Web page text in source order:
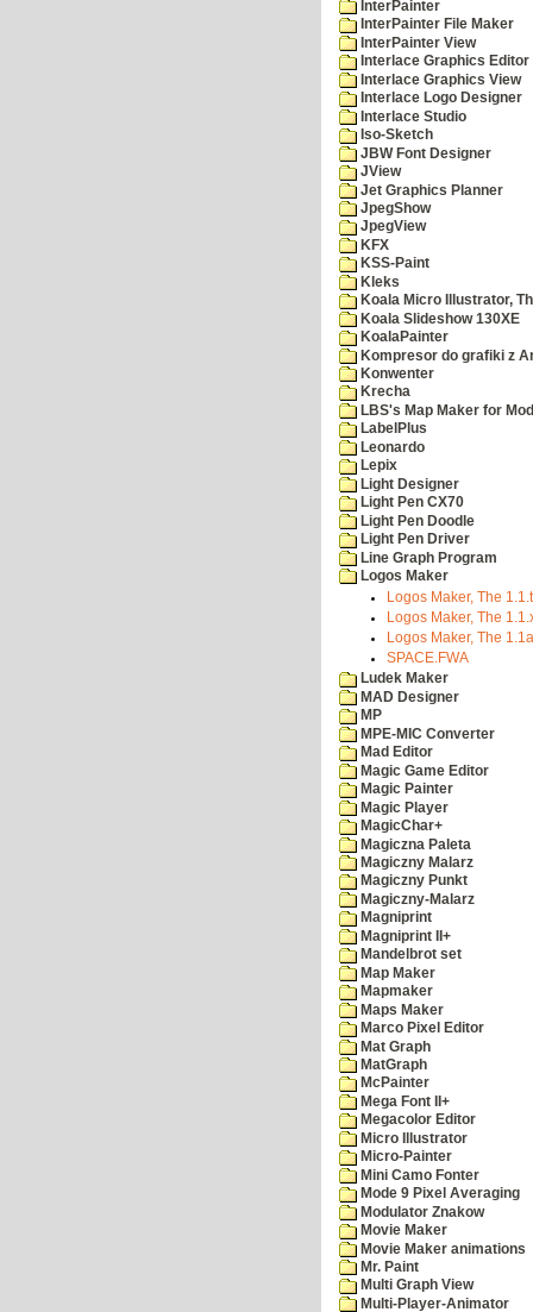
InterPainter
InterPainter File Maker
InterPainter View
Interlace Graphics Editor
Interlace Graphics View
Interlace Logo Designer
Interlace Studio
Iso-Sketch
JBW Font Designer
JView
Jet Graphics Planner
JpegShow
JpegView
KFX
KSS-Paint
Kleks
Koala Micro Illustrator,
Koala Slideshow 130XE
KoalaPainter
Kompresor do grafiki z
Konwenter
Krecha
LBS's Map Maker for
LabelPlus
Leonardo
Lepix
Light Designer
Light Pen CX70
Light Pen Doodle
Light Pen Driver
Line Graph Program
Logos Maker
Logos Maker, The
Logos Maker, The
Logos Maker, The
SPACE.FWA
Ludek Maker
MAD Designer
MP
MPE-MIC Converter
Mad Editor
Magic Game Editor
Magic Painter
Magic Player
MagicChar+
Magiczna Paleta
Magiczny Malarz
Magiczny Punkt
Magiczny-Malarz
Magniprint
Magniprint II+
Mandelbrot set
Map Maker
Mapmaker
Maps Maker
Marco Pixel Editor
Mat Graph
MatGraph
McPainter
Mega Font II+
Megacolor Editor
Micro Illustrator
Micro-Painter
Mini Camo Fonter
Mode 9 Pixel Averaging
Modulator Znakow
Movie Maker
Movie Maker animations
Mr. Paint
Multi Graph View
Multi-Player-Animator